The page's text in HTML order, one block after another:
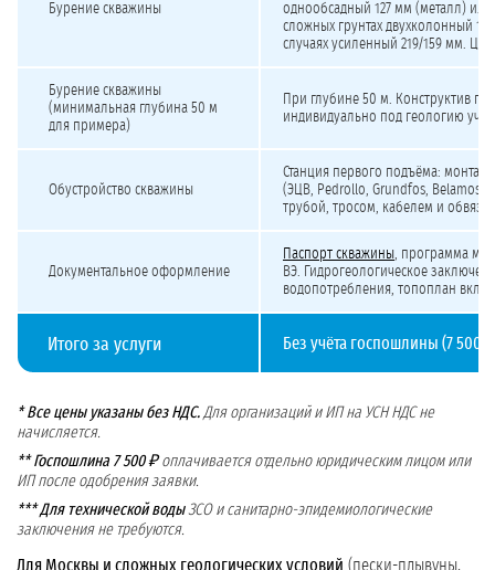
Бурение скважины
однообсадный 127 мм (металл)
сложных грунтах двухколонный
случаях усиленный 219/159 мм.
Бурение скважины
(минимальная глубина 50 м
для примера)
При глубине 50 м. Конструктив
индивидуально под геологию
Обустройство скважины
Станция первого подъёма: монтаж
(ЭЦВ, Pedrollo, Grundfos, Belamos,
трубой, тросом, кабелем и
Документальное оформление
Паспорт скважины, программа
ВЭ. Гидрогеологическое
водопотребления, топоплан
Итого за услуги Без учёта госпошлины (7 500
* Все цены указаны без НДС. Для организаций и ИП на УСН НДС не
начисляется.
** Госпошлина 7 500 ₽оплачивается отдельно юридическим лицом или
ИП после одобрения заявки.
*** Для технической водыЗСО и санитарно-эпидемиологические
заключения не требуются.
Для Москвы и сложных геологических условий (пески-плывуны,